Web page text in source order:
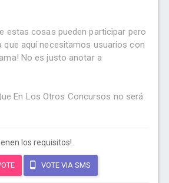
estas cosas pueden participar pero
que aquí necesitamos usuarios con
No es justo anotar a
En Los Otros Concursos no será
los requisitos!
VOTE VIA SMS